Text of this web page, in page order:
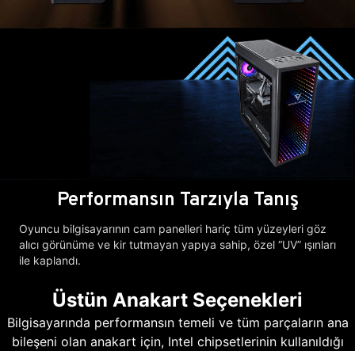
Performansın Tarzıyla Tanış
Oyuncu bilgisayarının cam panelleri hariç tüm yüzeyleri göz
alıcı görünüme ve kir tutmayan yapıya sahip, özel “UV” ışınları
ile kaplandı.
Üstün Anakart Seçenekleri
Bilgisayarında performansın temeli ve tüm parçaların ana
bileşeni olan anakart için, Intel chipsetlerinin kullanıldığı